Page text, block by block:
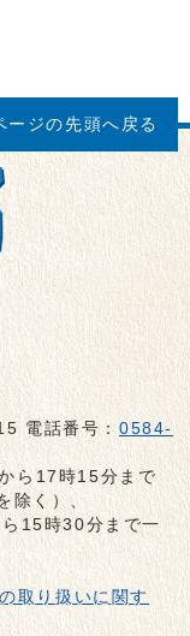
ージの先頭へ戻る
電話番号：0584-
ら17時15分まで
除く）、
15時30分まで一
取り扱いに関す